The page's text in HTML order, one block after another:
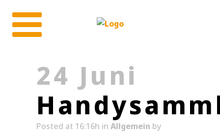
24 Juni
Posted at 16:16h in Allgemein by